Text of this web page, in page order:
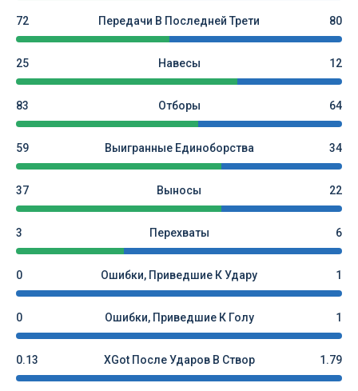
72 Передачи В Последней Трети 80
25 Навесы 12
83 Отборы 64
59 Выигранные Единоборства 34
37 Выносы 22
3 Перехваты 6
0 Ошибки, Приведшие К Удару 1
0 Ошибки, Приведшие К Голу 1
0.13 XGot После Ударов В Створ 1.79